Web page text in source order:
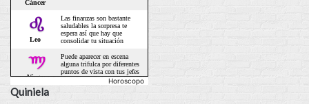
Horoscopo
Quiniela